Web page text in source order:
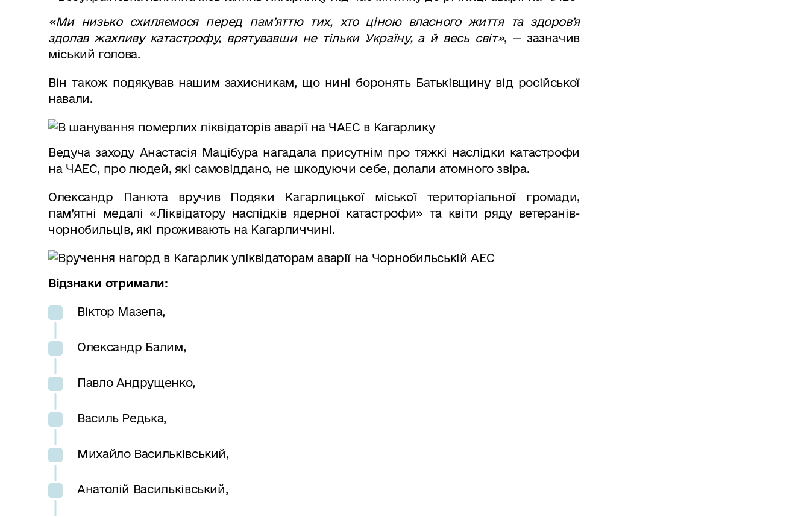
«Ми низько схиляємося перед пам’яттю тих, хто ціною власного життя та здоров’я
здолав жахливу катастрофу, врятувавши не тільки Україну, а й весь світ», — зазначив
міський голова.
Він також подякував нашим захисникам, що нині боронять Батьківщину від російської
навали.
Ведуча заходу Анастасія Мацібура нагадала присутнім про тяжкі наслідки катастрофи
на ЧАЕС, про людей, які самовіддано, не шкодуючи себе, долали атомного звіра.
Олександр Панюта вручив Подяки Кагарлицької міської територіальної громади,
пам’ятні медалі «Ліквідатору наслідків ядерної катастрофи» та квіти ряду ветеранів-
чорнобильців, які проживають на Кагарличчині.
Відзнаки отримали:
Віктор Мазепа,
Олександр Балим,
Павло Андрущенко,
Василь Редька,
Михайло Васильківський,
Анатолій Васильківський,